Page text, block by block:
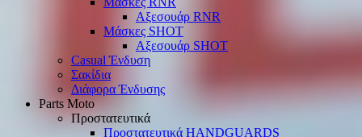
Αξεσουάρ RNR
Μάσκες SHOT
Αξεσουάρ SHOT
Casual Ένδυση
Σακίδια
Διάφορα Ένδυσης
Parts Moto
Προστατευτικά
Προστατευτικά HANDGUARDS